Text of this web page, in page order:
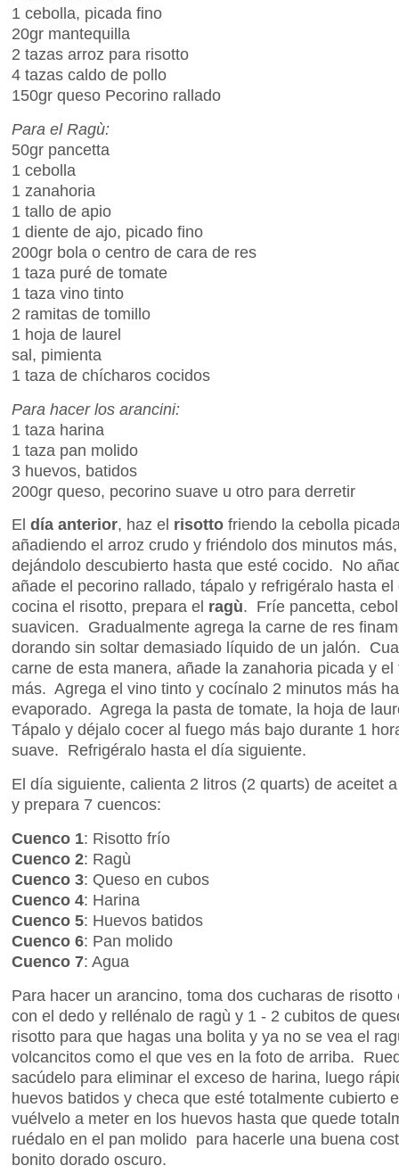
1 cebolla, picada fino
20gr mantequilla
2 tazas arroz para risotto
4 tazas caldo de pollo
150gr queso Pecorino rallado
Para el Ragù:
50gr pancetta
1 cebolla
1 zanahoria
1 tallo de apio
1 diente de ajo, picado fino
200gr bola o centro de cara de res
1 taza puré de tomate
1 taza vino tinto
2 ramitas de tomillo
1 hoja de laurel
sal, pimienta
1 taza de chícharos cocidos
Para hacer los arancini:
1 taza harina
1 taza pan molido
3 huevos, batidos
200gr queso, pecorino suave u otro para derretir
El día anterior, haz el risotto friendo la cebolla
añadiendo el arroz crudo y friéndolo dos minutos
dejándolo descubierto hasta que esté cocido. No
añade el pecorino rallado, tápalo y refrigéralo hasta
cocina el risotto, prepara el ragù. Fríe pancetta,
suavicen. Gradualmente agrega la carne de res
dorando sin soltar demasiado líquido de un jalón.
carne de esta manera, añade la zanahoria picada y
más. Agrega el vino tinto y cocínalo 2 minutos más
evaporado. Agrega la pasta de tomate, la hoja de
Tápalo y déjalo cocer al fuego más bajo durante 1
suave. Refrigéralo hasta el día siguiente.
El día siguiente, calienta 2 litros (2 quarts) de aceitet
y prepara 7 cuencos:
Cuenco 1: Risotto frío
Cuenco 2: Ragù
Cuenco 3: Queso en cubos
Cuenco 4: Harina
Cuenco 5: Huevos batidos
Cuenco 6: Pan molido
Cuenco 7: Agua
Para hacer un arancino, toma dos cucharas de
con el dedo y rellénalo de ragù y 1 - 2 cubitos de
risotto para que hagas una bolita y ya no se vea el
volcancitos como el que ves en la foto de arriba.
sacúdelo para eliminar el exceso de harina, luego
huevos batidos y checa que esté totalmente cubierto
vuélvelo a meter en los huevos hasta que quede
ruédalo en el pan molido para hacerle una buena
bonito dorado oscuro.